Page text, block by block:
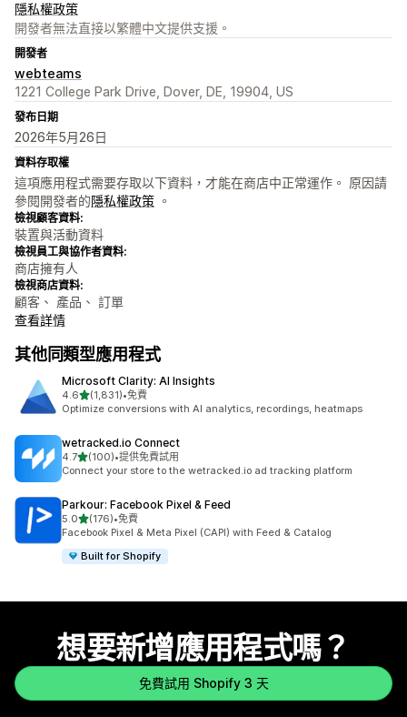
隱私權政策
開發者無法直接以繁體中文提供支援。
開發者
webteams
1221 College Park Drive, Dover, DE, 19904, US
發布日期
2026年5月26日
資料存取權
這項應用程式需要存取以下資料，才能在商店中正常運作。 原因請
參閱開發者的隱私權政策 。
檢視顧客資料:
裝置與活動資料
檢視員工與協作者資料:
商店擁有人
檢視商店資料:
顧客、 產品、 訂單
查看詳情
其他同類型應用程式
Microsoft Clarity: AI Insights
4.6滿分 5 顆星
(1,831)
共有 1831 則評價
•免費
Optimize conversions with AI analytics, recordings, heatmaps
wetracked.io Connect
4.7滿分 5 顆星
(100)
共有 100 則評價
•提供免費試用
Connect your store to the wetracked.io ad tracking platform
Parkour: Facebook Pixel & Feed
5.0滿分 5 顆星
(176)
共有 176 則評價
•免費
Facebook Pixel & Meta Pixel (CAPI) with Feed & Catalog
Built for Shopify
想要新增應用程式嗎？
免費試用 Shopify 3 天